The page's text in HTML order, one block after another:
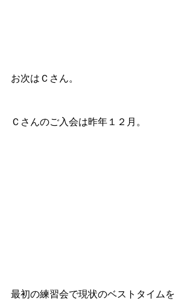
お次はＣさん。
Ｃさんのご入会は昨年１２月。
最初の練習会で現状のベストタイムを